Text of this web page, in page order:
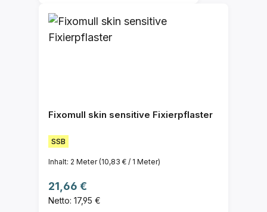
Fixomull skin sensitive Fixierpflaster
SSB
Inhalt: 2 Meter(10,83 € / 1 Meter)
Regulärer Preis:
21,66 €
Netto: 17,95 €